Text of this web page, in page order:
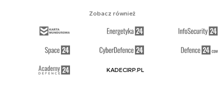
Zobacz również
KADECIRP.PL